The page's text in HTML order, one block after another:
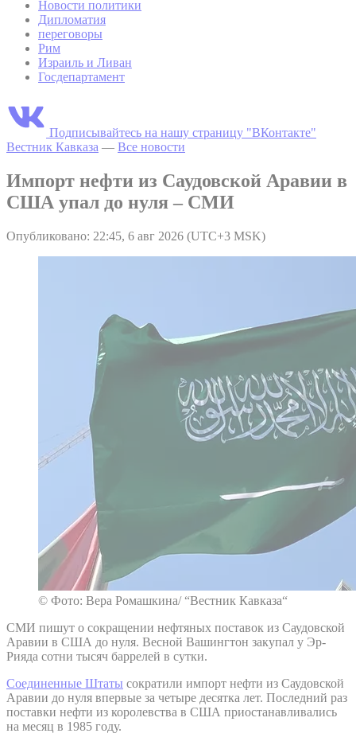
Новости политики
Дипломатия
переговоры
Рим
Израиль и Ливан
Госдепартамент
Подписывайтесь на нашу страницу "ВКонтакте"
Вестник Кавказа — Все новости
Импорт нефти из Саудовской Аравии в
США упал до нуля – СМИ
Опубликовано: 22:45, 6 авг 2026 (UTC+3 MSK)
© Фото: Вера Ромашкина/ “Вестник Кавказа“
СМИ пишут о сокращении нефтяных поставок из Саудовской
Аравии в США до нуля. Весной Вашингтон закупал у Эр-
Рияда сотни тысяч баррелей в сутки.
Соединенные Штаты сократили импорт нефти из Саудовской
Аравии до нуля впервые за четыре десятка лет. Последний раз
поставки нефти из королевства в США приостанавливались
на месяц в 1985 году.